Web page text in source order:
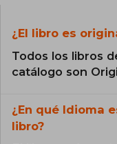
¿El libro es
Todos los libros
catálogo son
¿En qué Idioma
libro?